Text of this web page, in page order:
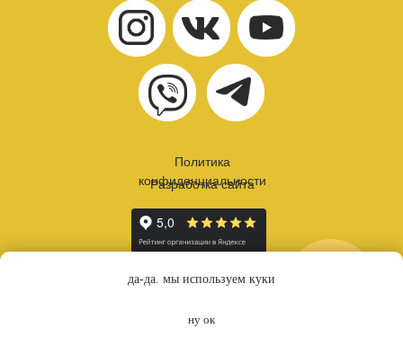
Политика
конфиденциальности
Разработка сайта
да-да. мы используем куки
ну ок